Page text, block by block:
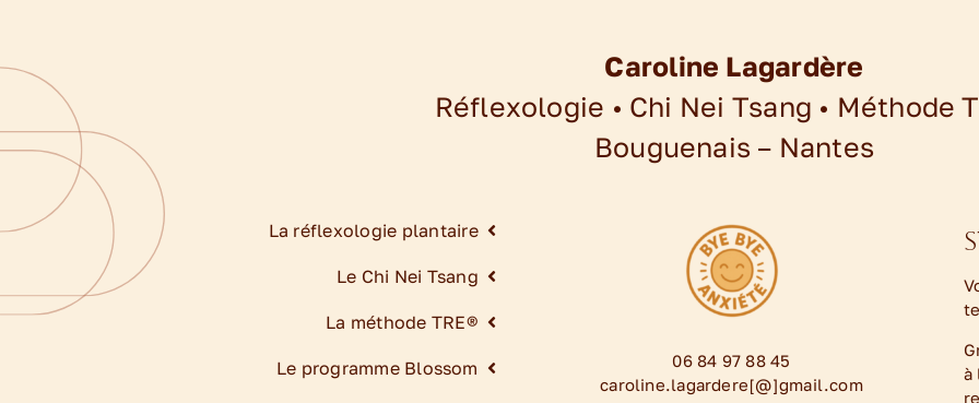
Caroline Lagardère
Réflexologie • Chi Nei Tsang • Méthode
Bouguenais – Nantes
La réflexologie plantaire
Le Chi Nei Tsang
La méthode TRE®
Le programme Blossom
06 84 97 88 45
caroline.lagardere[@]gmail.com
à